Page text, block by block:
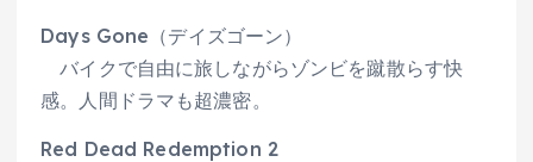
Days Gone（デイズゴーン）
バイクで自由に旅しながらゾンビを蹴散らす快
感。人間ドラマも超濃密。
Red Dead Redemption 2